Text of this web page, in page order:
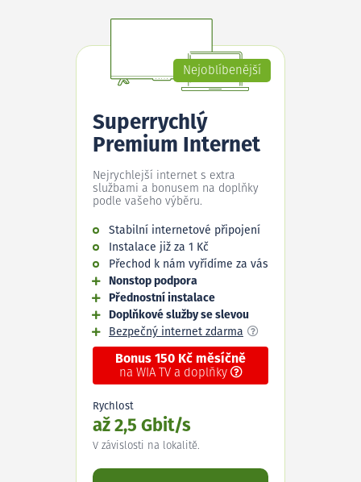
Nejoblíbenější
Superrychlý
Premium Internet
Nejrychlejší internet s extra
službami a bonusem na doplňky
podle vašeho výběru.
Stabilní internetové připojení
Instalace již za 1 Kč
Přechod k nám vyřídíme za vás
Nonstop podpora
Přednostní instalace
Doplňkové služby se slevou
Bezpečný internet zdarma
Bonus 150 Kč měsíčně
na WIA TV a doplňky
Rychlost
až 2,5 Gbit/s
V závislosti na lokalitě.